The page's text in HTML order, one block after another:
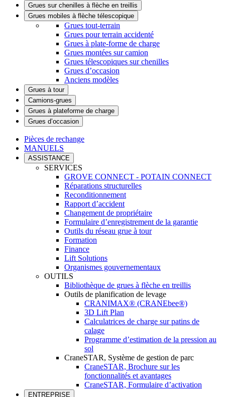
Grues sur chenilles à flèche en treillis
Grues mobiles à flèche télescopique
Grues tout-terrain
Grues pour terrain accidenté
Grues à plate-forme de charge
Grues montées sur camion
Grues télescopiques sur chenilles
Grues d’occasion
Anciens modèles
Grues à tour
Camions-grues
Grues à plateforme de charge
Grues d’occasion
Pièces de rechange
MANUELS
ASSISTANCE
SERVICES
GROVE CONNECT - POTAIN CONNECT
Réparations structurelles
Reconditionnement
Rapport d’accident
Changement de propriétaire
Formulaire d’enregistrement de la garantie
Outils du réseau grue à tour
Formation
Finance
Lift Solutions
Organismes gouvernementaux
OUTILS
Bibliothèque de grues à flèche en treillis
Outils de planification de levage
CRANIMAX® (CRANEbee®)
3D Lift Plan
Calculatrices de charge sur patins de
calage
Programme d’estimation de la pression au
sol
CraneSTAR, Système de gestion de parc
CraneSTAR, Brochure sur les
fonctionnalités et avantages
CraneSTAR, Formulaire d’activation
ENTREPRISE